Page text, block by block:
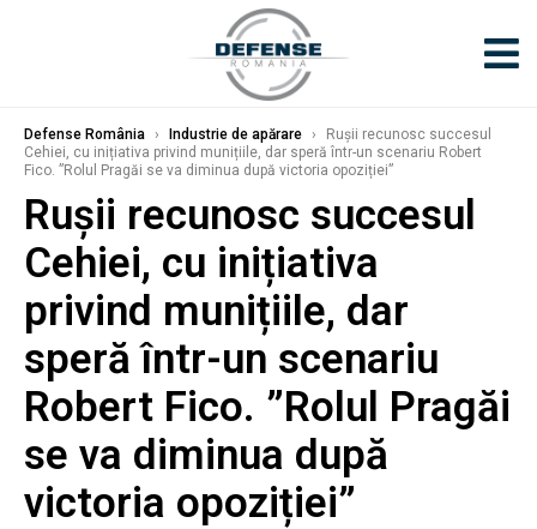
Defense România › Industrie de apărare ›
Rușii recunosc succesul
Cehiei, cu inițiativa privind munițiile, dar speră într-un scenariu Robert
Fico. ”Rolul Pragăi se va diminua după victoria opoziției”
Rușii recunosc succesul
Cehiei, cu inițiativa
privind munițiile, dar
speră într-un scenariu
Robert Fico. ”Rolul Pragăi
se va diminua după
victoria opoziției”